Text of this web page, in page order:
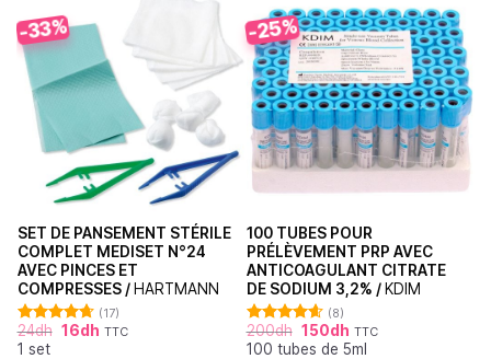
-33%
SET DE PANSEMENT STÉRILE
COMPLET MEDISET N°24
AVEC PINCES ET
COMPRESSES /HARTMANN
Note 4.71
sur 5
(17)
24dh 16dh TTC
1 set
-25%
100 TUBES POUR
PRÉLÈVEMENT PRP AVEC
ANTICOAGULANT CITRATE
DE SODIUM 3,2% /KDIM
Note4.63
sur 5
(8)
200dh 150dh TTC
100 tubes de 5ml